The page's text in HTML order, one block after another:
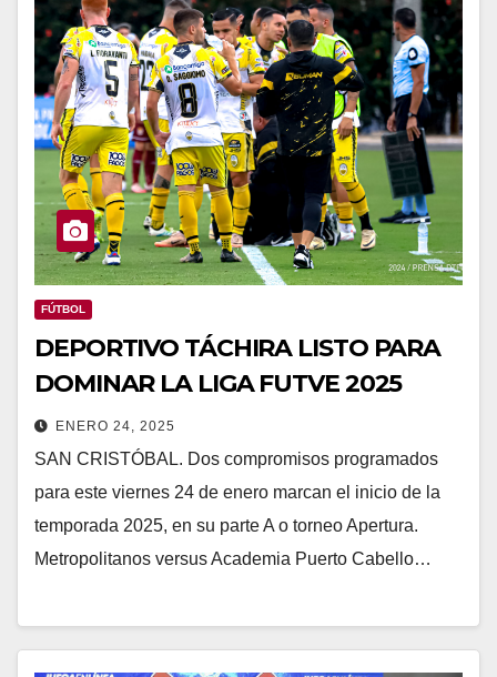
FÚTBOL
DEPORTIVO TÁCHIRA LISTO PARA
DOMINAR LA LIGA FUTVE 2025
ENERO 24, 2025
SAN CRISTÓBAL. Dos compromisos programados
para este viernes 24 de enero marcan el inicio de la
temporada 2025, en su parte A o torneo Apertura.
Metropolitanos versus Academia Puerto Cabello…